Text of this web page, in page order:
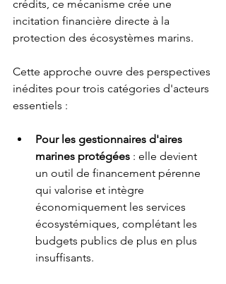
crédits, ce mécanisme crée une
incitation financière directe à la
protection des écosystèmes marins.
Cette approche ouvre des perspectives
inédites pour trois catégories d'acteurs
essentiels :
Pour les gestionnaires d'aires
marines protégées : elle devient
un outil de financement pérenne
qui valorise et intègre
économiquement les services
écosystémiques, complétant les
budgets publics de plus en plus
insuffisants.